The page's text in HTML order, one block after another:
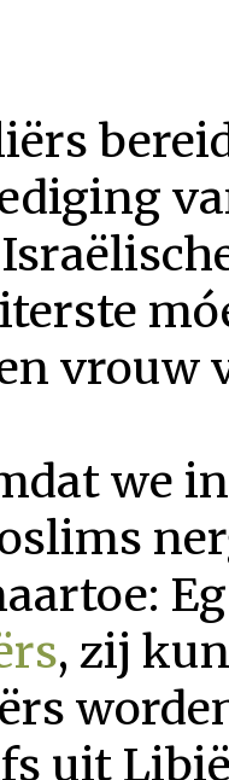
vrouw
we
, zij
uit